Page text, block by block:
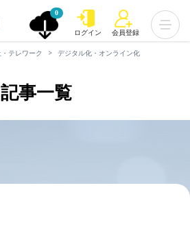
0
ログイン 会員登録
テレワーク
デジタル化・オンライン化
記事一覧